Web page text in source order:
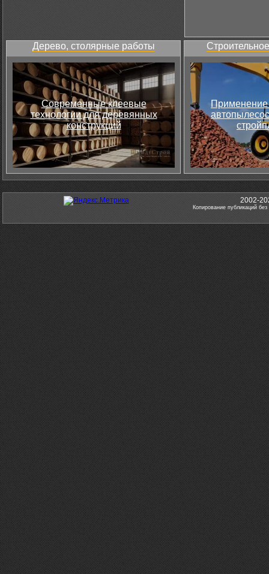
Дерево, столярные работы
Современные клеевые
технологии для деревянных
конструкций
Применение
2002-
Копирование публикаций